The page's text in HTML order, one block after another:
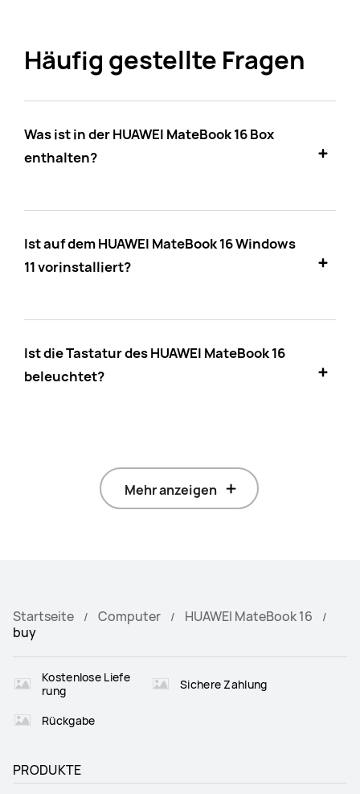
Häufig gestellte Fragen
Was ist in der HUAWEI MateBook 16 Box
enthalten?
Ist auf dem HUAWEI MateBook 16 Windows
11 vorinstalliert?
Ist die Tastatur des HUAWEI MateBook 16
beleuchtet?
Mehr anzeigen
Startseite Computer
HUAWEI MateBook 16
buy
Kostenlose Liefe
rung
Sichere Zahlung
Rückgabe
PRODUKTE